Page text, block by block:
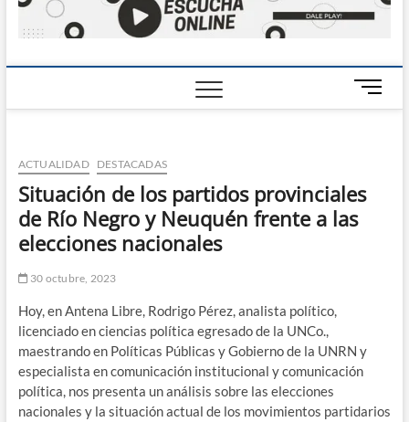
B
o
d
e
ACTUALIDAD DESTACADAS
Situación de los partidos provinciales
de Río Negro y Neuquén frente a las
elecciones nacionales
30 octubre, 2023
Hoy, en Antena Libre, Rodrigo Pérez, analista político,
licenciado en ciencias política egresado de la UNCo.,
maestrando en Políticas Públicas y Gobierno de la UNRN y
especialista en comunicación institucional y comunicación
política, nos presenta un análisis sobre las elecciones
nacionales y la situación actual de los movimientos partidarios